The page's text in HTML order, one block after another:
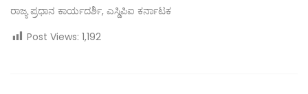
ರಾಜ್ಯ ಪ್ರಧಾನ ಕಾರ್ಯದರ್ಶಿ, ಎಸ್ಡಿಪಿಐ ಕರ್ನಾಟಕ
Post Views: 1,192